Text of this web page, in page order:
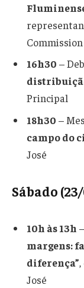
Commission
16h30 –
Principal
18h30 –
campo do
José
Sábado
10h às 13h
margens:
diferença”
José